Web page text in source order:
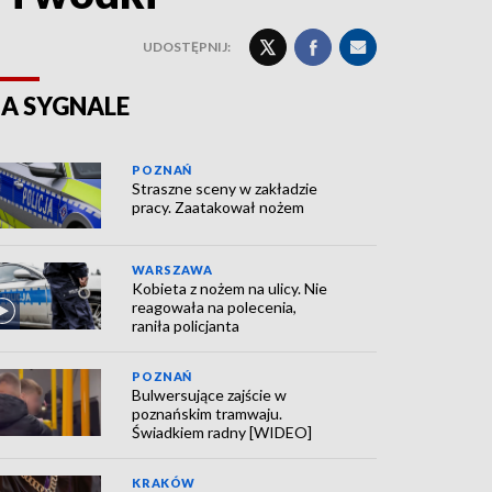
UDOSTĘPNIJ:
SYGNALE
POZNAŃ
Straszne sceny w zakładzie
pracy. Zaatakował nożem
WARSZAWA
Kobieta z nożem na ulicy. Nie
reagowała na polecenia,
raniła policjanta
POZNAŃ
Bulwersujące zajście w
poznańskim tramwaju.
Świadkiem radny [WIDEO]
KRAKÓW